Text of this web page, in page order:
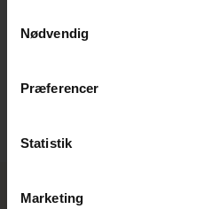
Nødvendig
Præferencer
Statistik
Marketing